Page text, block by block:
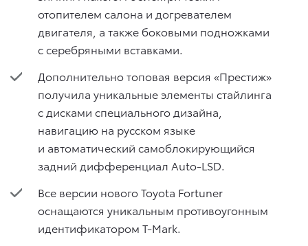
отопителем салона и догревателем
двигателя, а также боковыми подножками
с серебряными вставками.
Дополнительно топовая версия «Престиж»
получила уникальные элементы стайлинга
с дисками специального дизайна,
навигацию на русском языке
и автоматический самоблокирующийся
задний дифференциал Auto-LSD.
Все версии нового Toyota Fortuner
оснащаются уникальным противоугонным
идентификатором T-Mark.